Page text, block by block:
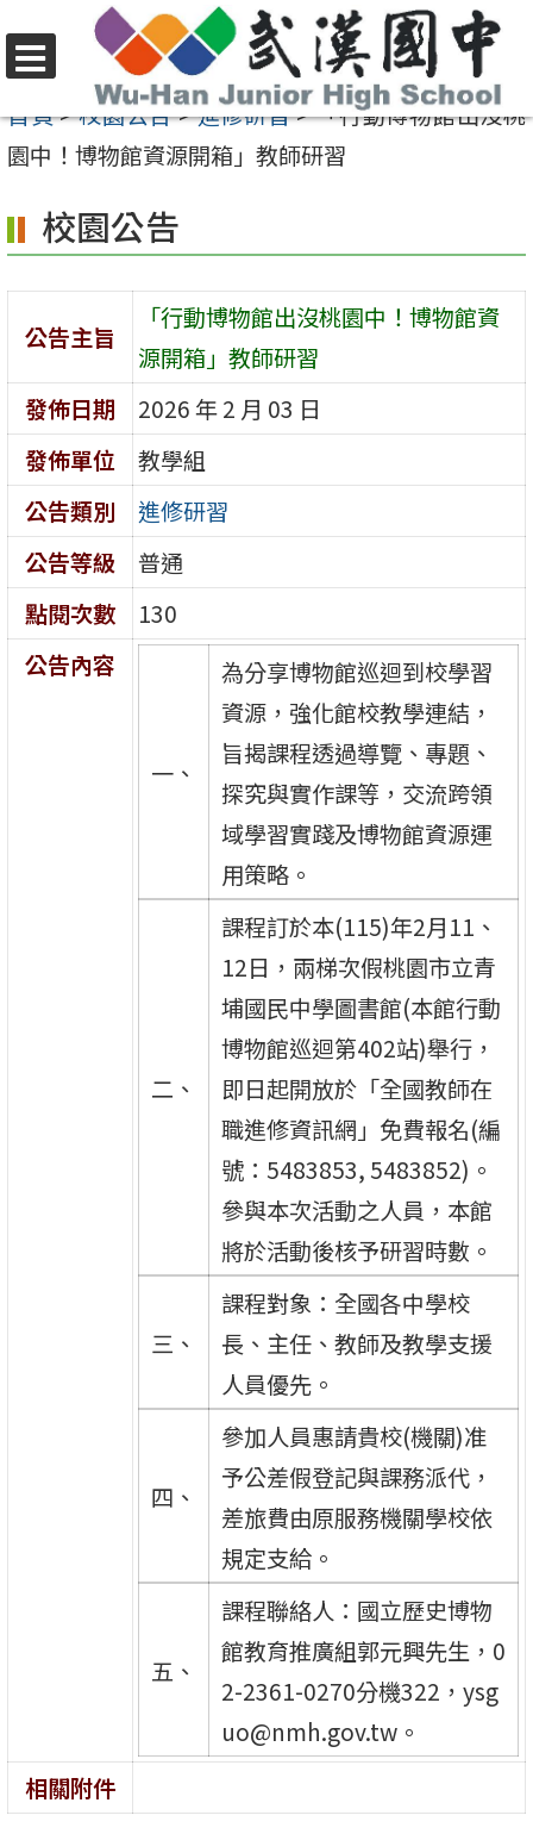
至
要
容
區
選
單
首頁>校園公告>進修研習>「行動博物館出沒桃
園中！博物館資源開箱」教師研習
校園公告
公告主旨
「行動博物館出沒桃園中！博物館資
源開箱」教師研習
發佈日期
2026 年 2 月 03 日
發佈單位
教學組
公告類別
進修研習
公告等級
普通
點閱次數
130
公告內容
一、
為分享博物館巡迴到校學習
資源，強化館校教學連結，
旨揭課程透過導覽、專題、
探究與實作課等，交流跨領
域學習實踐及博物館資源運
用策略。
二、
課程訂於本(115)年2月11、
12日，兩梯次假桃園市立青
埔國民中學圖書館(本館行動
博物館巡迴第402站)舉行，
即日起開放於「全國教師在
職進修資訊網」免費報名(編
號：5483853, 5483852)。
參與本次活動之人員，本館
將於活動後核予研習時數。
三、
課程對象：全國各中學校
長、主任、教師及教學支援
人員優先。
四、
參加人員惠請貴校(機關)准
予公差假登記與課務派代，
差旅費由原服務機關學校依
規定支給。
五、
課程聯絡人：國立歷史博物
館教育推廣組郭元興先生，0
2-2361-0270分機322，ysg
uo@nmh.gov.tw。
相關附件